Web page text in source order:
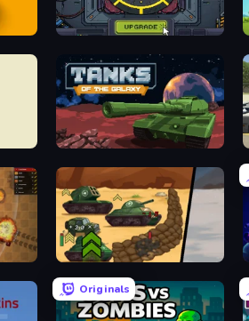
Tank Evolution
Tanks of the Galaxy
Tank Battle: War Commander
Originals